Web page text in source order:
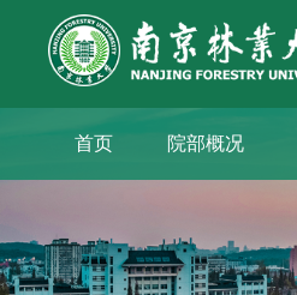
首页 院部概况